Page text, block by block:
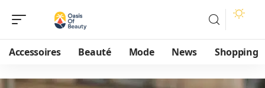
Accessoires Beauté Mode News Shopping